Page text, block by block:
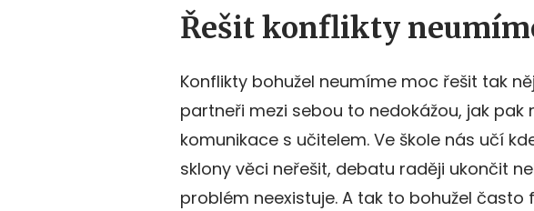
Řešit konflikty
Konflikty bohužel neumíme moc řešit tak
partneři mezi sebou to nedokážou, jak
komunikace s učitelem. Ve škole nás učí
sklony věci neřešit, debatu raději ukončit
problém neexistuje. A tak to bohužel často